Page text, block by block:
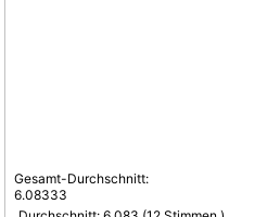
Gesamt-Durchschnitt:
6.08333